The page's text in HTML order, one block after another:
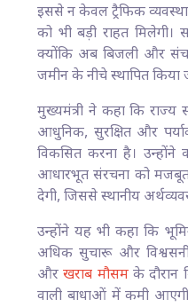
इससे न केवल ट्रैफिक
को भी बड़ी राहत मिलेगी।
क्योंकि अब बिजली और
जमीन के नीचे स्थापित किया
मुख्यमंत्री ने कहा कि राज्य
आधुनिक, सुरक्षित और
विकसित करना है। उन्होंने
आधारभूत संरचना को
देगी, जिससे स्थानीय
उन्होंने यह भी कहा कि
अधिक सुचारू और
औरखराब मौसम के
वाली बाधाओं में कमी